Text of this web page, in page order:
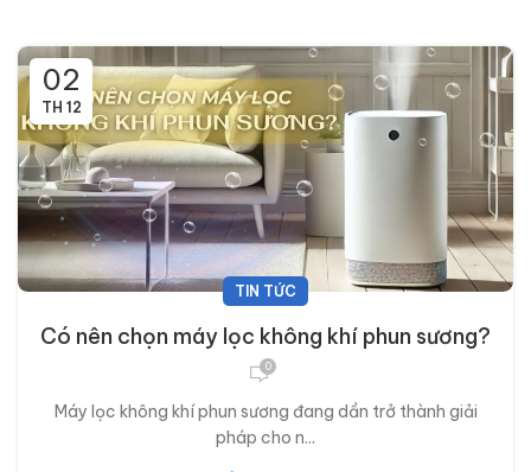
02
TH 12
TIN TỨC
Có nên chọn máy lọc không khí phun sương?
0
Máy lọc không khí phun sương đang dần trở thành giải
pháp cho n...